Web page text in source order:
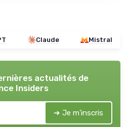
Claude Mistral
actualités de
Insiders
➔ Je m'inscris